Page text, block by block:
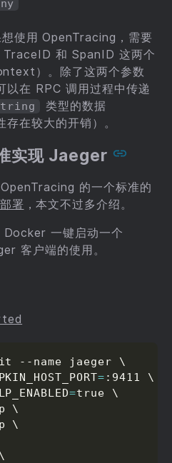
使用 OpenTracing，需要
TraceID 和 SpanID 这两个
）。除了这两个参数
在 RPC 调用过程中传递
类型的数据
在较大的开销）。
实现 Jaeger
的一个标准的
部署 ，本文不过多介绍。
Docker 一键启动一个
客户端的使用。
--name jaeger \
= :9411 \
=true \
\
\